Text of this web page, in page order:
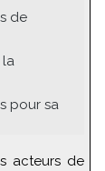
de
la
pour sa